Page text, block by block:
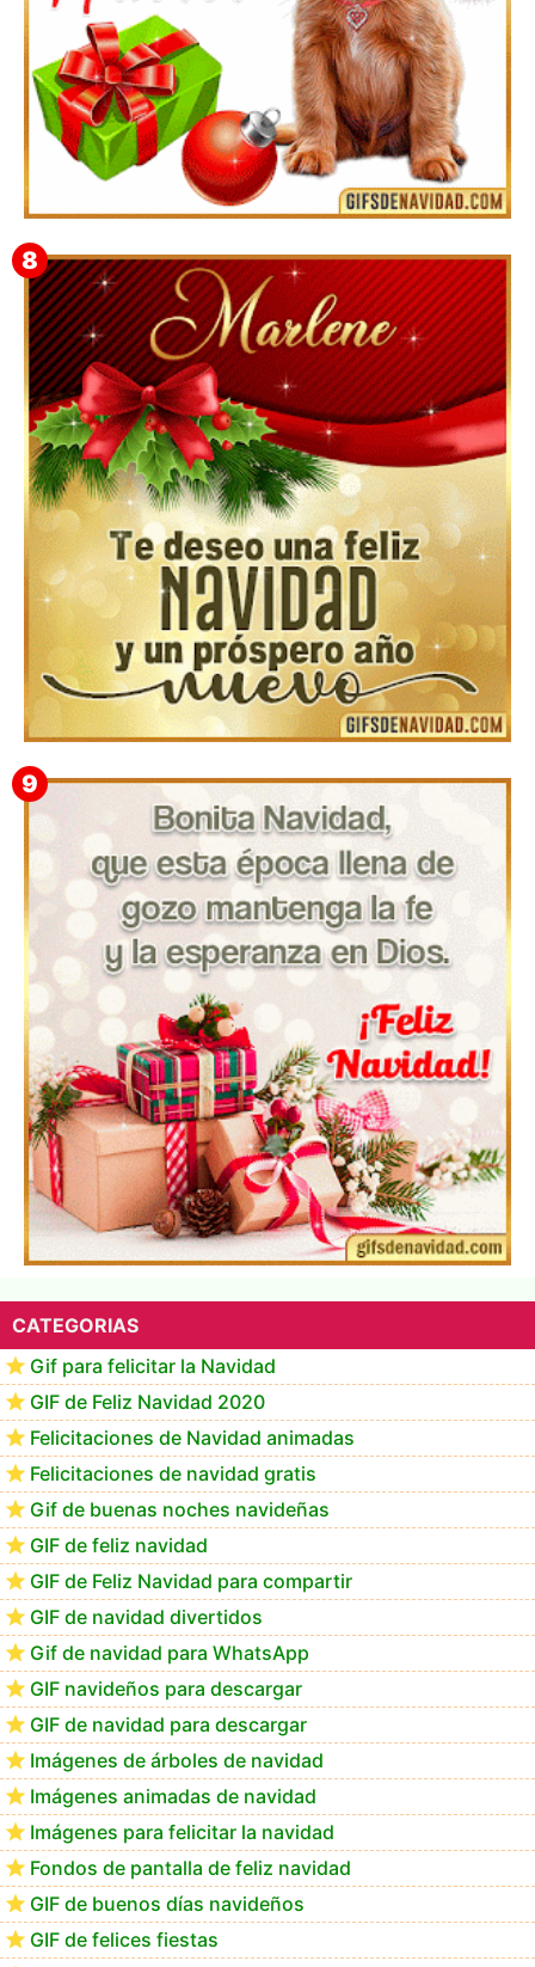
▷ Los Mejores Fondos de pantalla de feliz navidad
2022 📖
Te deseo una Feliz Navidad Marlene
GIF navideños para descargar en el móvil
CATEGORIAS
Gif para felicitar la Navidad
GIF de Feliz Navidad 2020
Felicitaciones de Navidad animadas
Felicitaciones de navidad gratis
Gif de buenas noches navideñas
GIF de feliz navidad
GIF de Feliz Navidad para compartir
GIF de navidad divertidos
Gif de navidad para WhatsApp
GIF navideños para descargar
GIF de navidad para descargar
Imágenes de árboles de navidad
Imágenes animadas de navidad
Imágenes para felicitar la navidad
Fondos de pantalla de feliz navidad
GIF de buenos días navideños
GIF de felices fiestas